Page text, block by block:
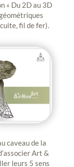
« Du 2D au 3D
fil de fer).
caveau de la
Art &
leurs 5 sens